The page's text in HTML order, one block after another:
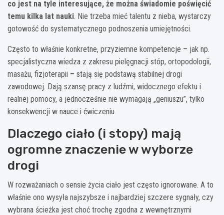
co jest na tyle interesujące, że można świadomie poświęcić
temu kilka lat nauki. Nie trzeba mieć talentu z nieba, wystarczy
gotowość do systematycznego podnoszenia umiejętności.
Często to właśnie konkretne, przyziemne kompetencje – jak np.
specjalistyczna wiedza z zakresu pielęgnacji stóp, ortopodologii,
masażu, fizjoterapii – stają się podstawą stabilnej drogi
zawodowej. Dają szansę pracy z ludźmi, widocznego efektu i
realnej pomocy, a jednocześnie nie wymagają „geniuszu”, tylko
konsekwencji w nauce i ćwiczeniu.
Dlaczego ciało (i stopy) mają
ogromne znaczenie w wyborze
drogi
W rozważaniach o sensie życia ciało jest często ignorowane. A to
właśnie ono wysyła najszybsze i najbardziej szczere sygnały, czy
wybrana ścieżka jest choć trochę zgodna z wewnętrznymi